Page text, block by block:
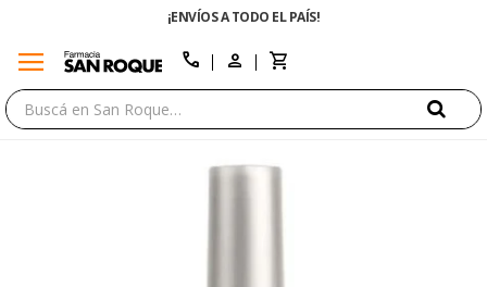
¡ENVÍOS A TODO EL PAÍS!
menu call
close